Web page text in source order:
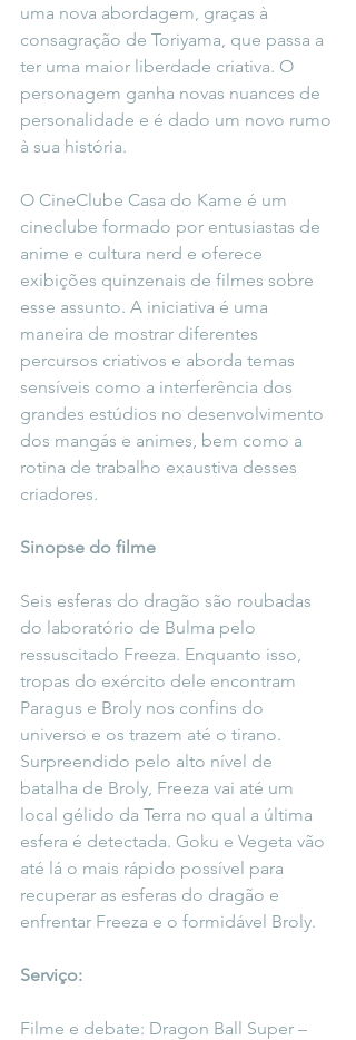
uma nova abordagem, graças à
consagração de Toriyama, que passa a
ter uma maior liberdade criativa. O
personagem ganha novas nuances de
personalidade e é dado um novo rumo
à sua história.
O CineClube Casa do Kame é um
cineclube formado por entusiastas de
anime e cultura nerd e oferece
exibições quinzenais de filmes sobre
esse assunto. A iniciativa é uma
maneira de mostrar diferentes
percursos criativos e aborda temas
sensíveis como a interferência dos
grandes estúdios no desenvolvimento
dos mangás e animes, bem como a
rotina de trabalho exaustiva desses
criadores.
Sinopse do filme
Seis esferas do dragão são roubadas
do laboratório de Bulma pelo
ressuscitado Freeza. Enquanto isso,
tropas do exército dele encontram
Paragus e Broly nos confins do
universo e os trazem até o tirano.
Surpreendido pelo alto nível de
batalha de Broly, Freeza vai até um
local gélido da Terra no qual a última
esfera é detectada. Goku e Vegeta vão
até lá o mais rápido possível para
recuperar as esferas do dragão e
enfrentar Freeza e o formidável Broly.
Serviço:
Filme e debate: Dragon Ball Super –